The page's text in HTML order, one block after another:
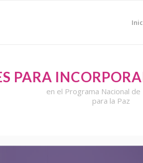
PARA
en el Programa Nacional de
para la Paz